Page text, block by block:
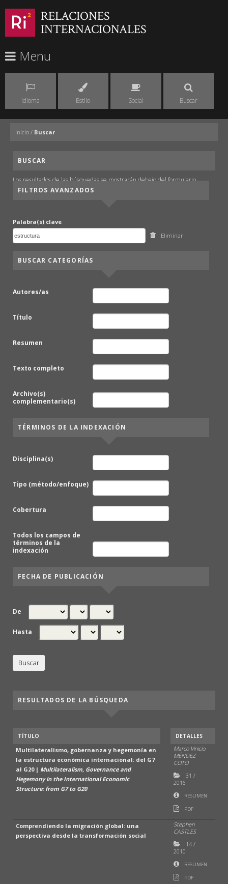
RELACIONES
INTERNACIONALES
Menu
Idioma Estilo Social Buscar
Inicio / Buscar
BUSCAR
Los resultados de las búsquedas se mostrarán debajo del formulario.
FILTROS AVANZADOS
Palabra(s) clave
Eliminar
BUSCAR CATEGORÍAS
Autores/as
Título
Resumen
Texto completo
Archivo(s)
complementario(s)
TÉRMINOS DE LA INDEXACIÓN
Disciplina(s)
Tipo (método/enfoque)
Cobertura
Todos los campos de
términos de la
indexación
FECHA DE PUBLICACIÓN
De
Hasta
RESULTADOS DE LA BÚSQUEDA
TÍTULO DETALLES
Multilateralismo, gobernanza y hegemonía en
la estructura económica internacional: del G7
al G20 | Multilateralism, Governance and
Hegemony in the International Economic
Structure: from G7 to G20
Marco Vinicio
MÉNDEZ
COTO
31 /
2016
RESUMEN
PDF
Comprendiendo la migración global: una
perspectiva desde la transformación social
Stephen
CASTLES
14 /
2010
RESUMEN
PDF